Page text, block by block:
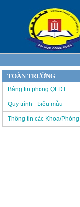
TOÀN TRƯỜNG
Bảng tin phòng QLĐT
Quy trình - Biểu mẫu
Thông tin các Khoa/Phòng